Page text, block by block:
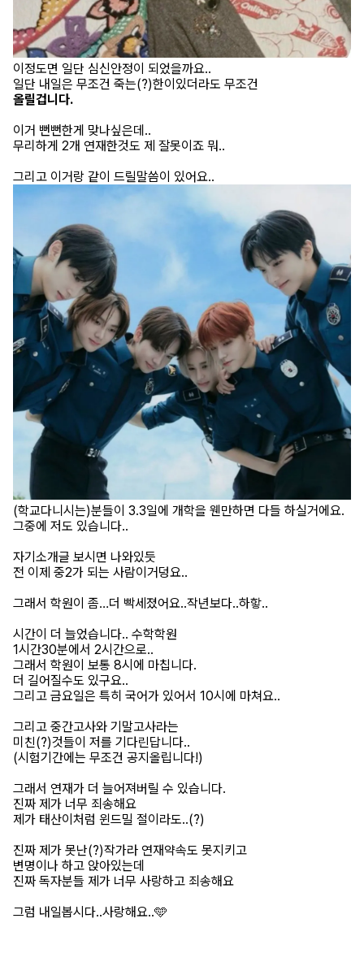
이정도면 일단 심신안정이 되었을까요..
일단 내일은 무조건 죽는(?)한이있더라도 무조건
올릴겁니다.
이거 뻔뻔한게 맞나싶은데..
무리하게 2개 연재한것도 제 잘못이죠 뭐..
그리고 이거랑 같이 드릴말씀이 있어요..
(학교다니시는)분들이 3.3일에 개학을 웬만하면 다들 하실거에요.
그중에 저도 있습니다..
자기소개글 보시면 나와있듯
전 이제 중2가 되는 사람이거덩요..
그래서 학원이 좀…더 빡세졌어요..작년보다..하핳..
시간이 더 늘었습니다.. 수학학원
1시간30분에서 2시간으로..
그래서 학원이 보통 8시에 마칩니다.
더 길어질수도 있구요..
그리고 금요일은 특히 국어가 있어서 10시에 마쳐요..
그리고 중간고사와 기말고사라는
미친(?)것들이 저를 기다린답니다..
(시험기간에는 무조건 공지올립니다!)
그래서 연재가 더 늘어져버릴 수 있습니다.
진짜 제가 너무 죄송해요
제가 태산이처럼 윈드밀 절이라도..(?)
진짜 제가 못난(?)작가라 연재약속도 못지키고
변명이나 하고 앉아있는데
진짜 독자분들 제가 너무 사랑하고 죄송해요
그럼 내일봅시다..사랑해요..🩵